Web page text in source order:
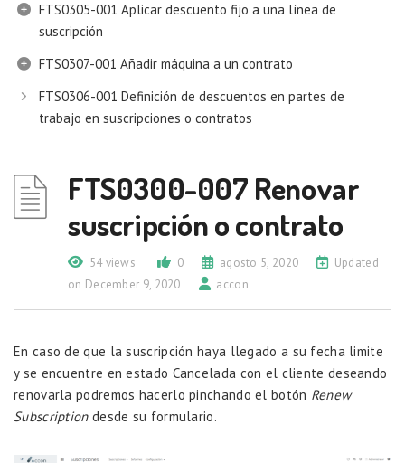
FTS0305-001 Aplicar descuento fijo a una línea de
suscripción
FTS0307-001 Añadir máquina a un contrato
FTS0306-001 Definición de descuentos en partes de
trabajo en suscripciones o contratos
FTS0300-007 Renovar
suscripción o contrato
54 views 0 agosto 5, 2020
Updated
on December 9, 2020
accon
En caso de que la suscripción haya llegado a su fecha limite
y se encuentre en estado Cancelada con el cliente deseando
renovarla podremos hacerlo pinchando el botón Renew
Subscription desde su formulario.